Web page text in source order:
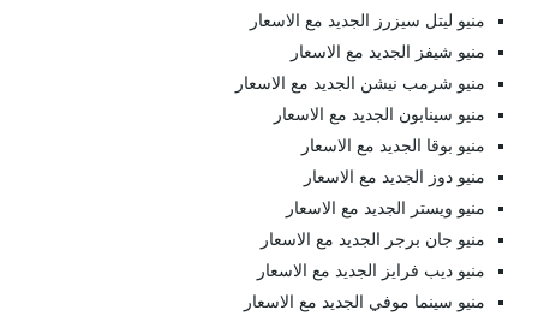
منيو ليتل سيزرز الجديد مع الاسعار
منيو شيفز الجديد مع الاسعار
منيو شرمب نيشن الجديد مع الاسعار
منيو سينابون الجديد مع الاسعار
منيو بوقا الجديد مع الاسعار
منيو دوز الجديد مع الاسعار
منيو ويستر الجديد مع الاسعار
منيو جان برجر الجديد مع الاسعار
منيو ديب فرايز الجديد مع الاسعار
منيو سينما موفي الجديد مع الاسعار